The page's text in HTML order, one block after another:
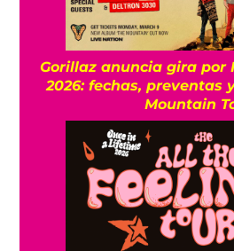
Gorillaz anuncia gira por
2026: fechas, preventas
Mountain